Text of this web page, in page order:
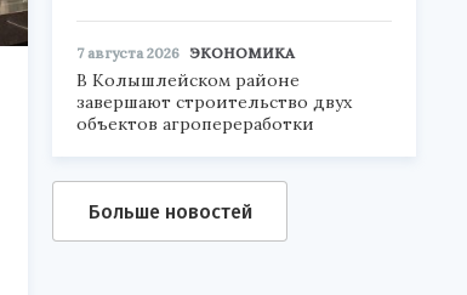
7 августа 2026 ЭКОНОМИКА
В Колышлейском районе
завершают строительство двух
объектов агропереработки
Больше новостей